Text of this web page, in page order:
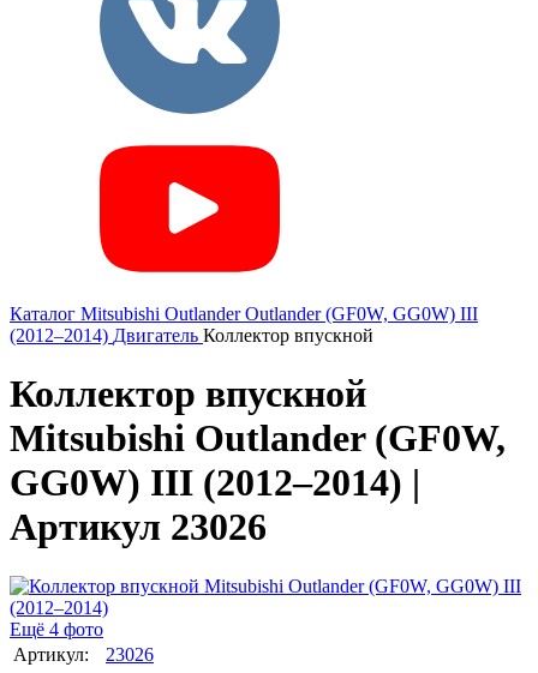
Каталог Mitsubishi Outlander Outlander (GF0W, GG0W) III
(2012–2014) Двигатель Коллектор впускной
Коллектор впускной
Mitsubishi Outlander (GF0W,
GG0W) III (2012–2014) |
Артикул 23026
Ещё 4 фото
Артикул:
23026